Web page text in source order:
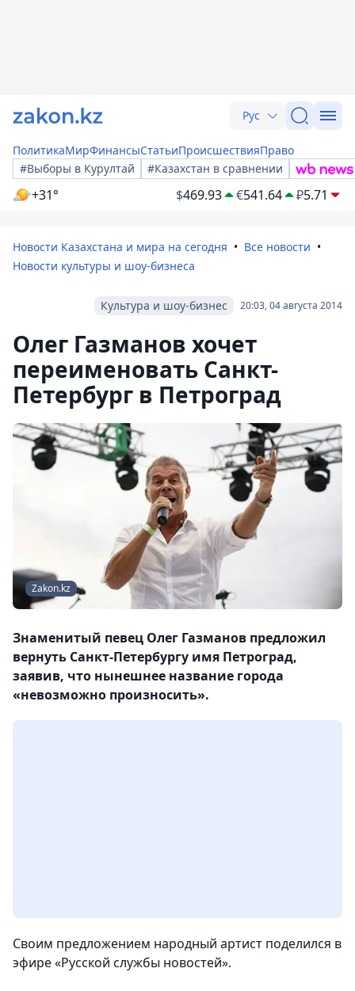
Рус
ПолитикаМирФинансыСтатьиПроисшествияПраво
#Выборы в Курултай
#Казахстан в сравнении
+31° $469.93 €541.64 ₽5.71
Новости Казахстана и мира на сегодня
Все новости
Новости культуры и шоу-бизнеса
20:03, 04 августа 2014
Культура и шоу-бизнес
Олег Газманов хочет
переименовать Санкт-
Петербург в Петроград
Zakon.kz
Знаменитый певец Олег Газманов предложил
вернуть Санкт-Петербургу имя Петроград,
заявив, что нынешнее название города
«невозможно произносить».
Своим предложением народный артист поделился в
эфире «Русской службы новостей».